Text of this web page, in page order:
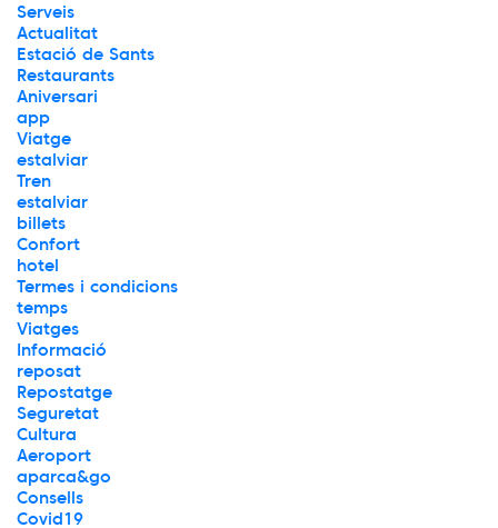
Serveis
Actualitat
Estació de Sants
Restaurants
Aniversari
app
Viatge
estalviar
Tren
estalviar
billets
Confort
hotel
Termes i condicions
temps
Viatges
Informació
reposat
Repostatge
Seguretat
Cultura
Aeroport
aparca&go
Consells
Covid19